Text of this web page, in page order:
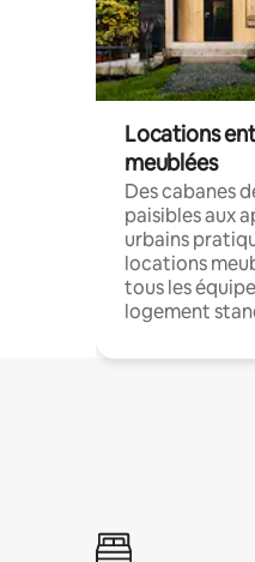
Locations
meublées
Des cabanes
paisibles aux
urbains
locations
tous les
logement